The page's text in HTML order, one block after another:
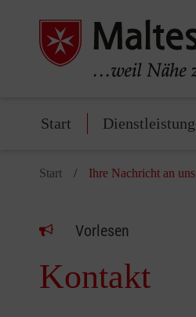
Start
Start Ihre Nachricht an uns
Vorlesen
Kontakt